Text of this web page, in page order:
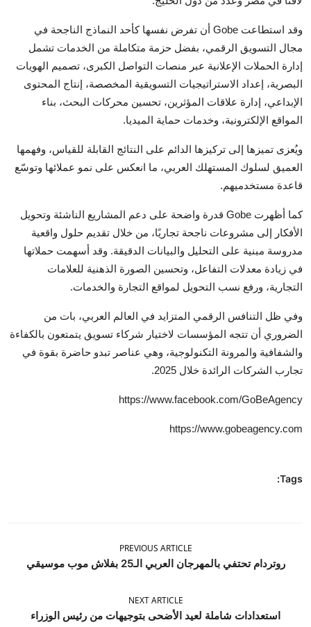
وقد استطاعت Gobe أن تفرض نفسها كأحد النماذج الناجحة في
مجال التسويق الرقمي، بفضل حزمة متكاملة من الخدمات تشمل
إدارة الحملات الإعلانية عبر منصات التواصل الكبرى، تصميم الهويات
البصرية، إعداد الاستراتيجيات التسويقية المخصصة، إنتاج المحتوى
الإبداعي، إدارة علاقات المؤثرين، تحسين محركات البحث، بناء
المواقع الإلكترونية، وخدمات حماية الميديا.
ويُعزى تميزها إلى تركيزها الدائم على النتائج القابلة للقياس، وفهمها
العميق لسلوك المستهلك العربي، ما انعكس على نمو عملائها وتوسّع
قاعدة مستخدميهم.
كما أظهرت Gobe قدرة واضحة على دعم المشاريع الناشئة وتحويل
الأفكار إلى مشروعات ناجحة تجاريًا، من خلال تقديم حلول واقعية
مدروسة مبنية على التحليل والبيانات الدقيقة. وقد أسهمت حملاتها
في زيادة معدلات التفاعل، وتحسين الصورة الذهنية للعلامات
التجارية، ورفع نسب التحويل لمواقع التجارة والخدمات.
وفي ظل التنافس الرقمي المتزايد في العالم العربي، بات من
الضروري أن تتجه المؤسسات لاختيار شركاء تسويق يتمتعون بالكفاءة
والشفافية والمرونة التكنولوجية، وهي عناصر تبدو حاضرة بقوة في
تجارب الشركات الرائدة خلال 2025.
https://www.facebook.com/GoBeAgency
https://www.gobeagency.com
Tags:
PREVIOUS ARTICLE
روتردام تحتفي بالمهرجان العربي الـ25 بفلاش موب موسيقي
NEXT ARTICLE
استعدادات شاملة لعيد الأضحى بتوجيهات من رئيس الوزراء